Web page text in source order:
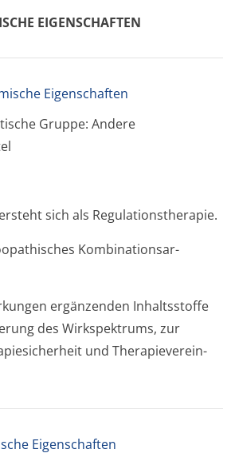
EIGENSCHAFTEN
Eigenschaften
Gruppe: Andere
sich als Regulationsthe­rapie.
Kombinationsar­
ergänzenden Inhaltsstoffe
des Wirkspektrums, zur
und Therapieverein­
Eigenschaften